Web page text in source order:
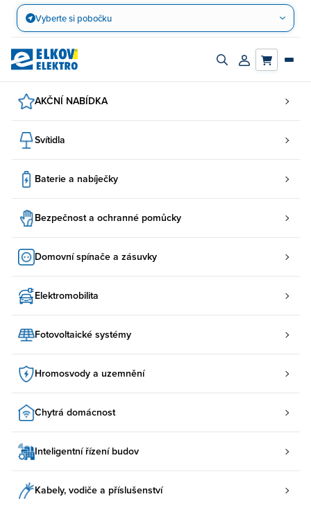
Přejít
obsah
Vyberte si pobočku
Zapnout/vypnout
Přihlásit/
AKČNÍ NABÍDKA
Svítidla
Baterie a nabíječky
Bezpečnost a ochranné pomůcky
Domovní spínače a zásuvky
Elektromobilita
Fotovoltaické systémy
Hromosvody a uzemnění
Chytrá domácnost
Inteligentní řízení budov
Kabely, vodiče a příslušenství